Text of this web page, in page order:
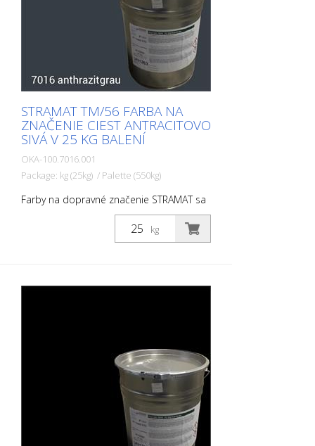
STRAMAT TM/56 FARBA NA
ZNAČENIE CIEST ANTRACITOVO
SIVÁ V 25 KG BALENÍ
OKA-100.7016.001
Package: kg (25kg) / Palette (550kg)
Farby na dopravné značenie STRAMAT sa
používajú najmä na asfaltové alebo
betónové povrchy, na okrajové a stredové
čiary, parkoviská, dopravné značenie
kg